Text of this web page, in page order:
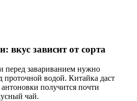
вкус зависит от сорта
завариванием нужно
водой. Китайка даст
получится почти
чай.